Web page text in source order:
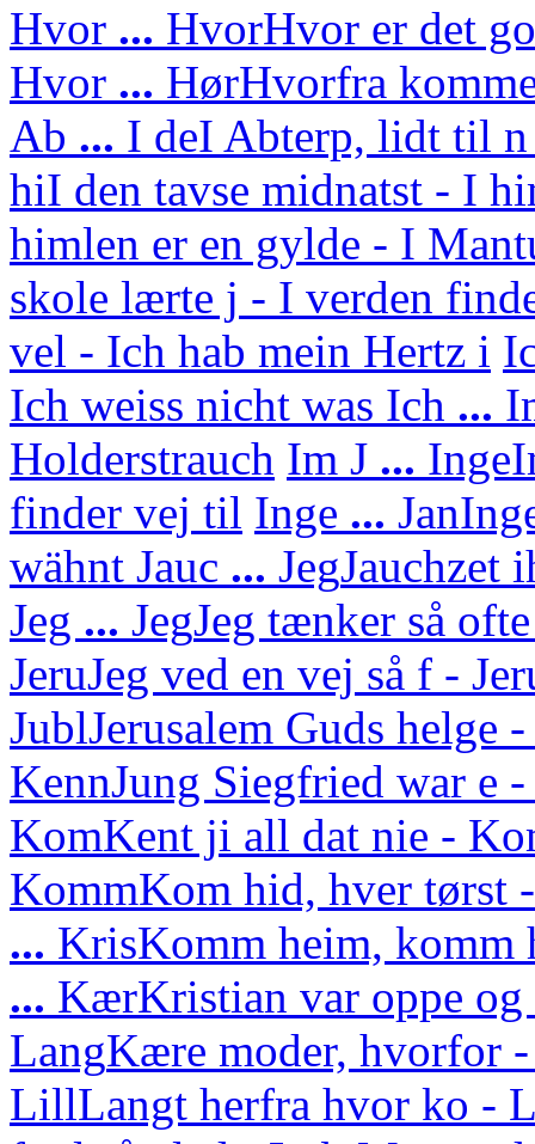
Hvor ... HvorHvor er det
Hvor ... HørHvorfra
Ab ... I deI Abterp, lidt til n
hiI den tavse midnatst - I
himlen er en gylde - I
skole lærte j - I verden
vel - Ich hab mein Hertz i
Ich weiss nicht was Ich ...
Holderstrauch Im J ... Inge
finder vej til Inge ... Jan
wähnt Jauc ... JegJauchzet
Jeg ... JegJeg tænker så
JeruJeg ved en vej så f -
JublJerusalem Guds helge
KennJung Siegfried war e
KomKent ji all dat nie -
KommKom hid, hver tørst
... KrisKomm heim, komm
... KærKristian var oppe
LangKære moder, hvorfor
LillLangt herfra hvor ko -